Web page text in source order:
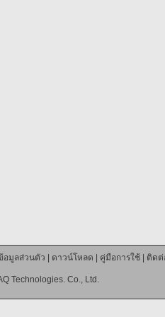
อมูลส่วนตัว ดาวน์โหลด คู่มือการใช้| ติดต่
Technologies. Co., Ltd.